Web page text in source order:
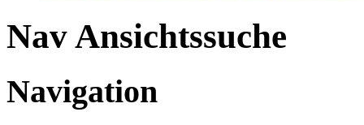
Nav Ansichtssuche
Navigation